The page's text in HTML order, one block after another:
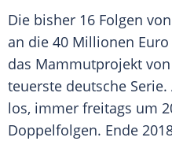
Die bisher 16 Folgen
an die 40 Millionen
das Mammutprojekt von
teuerste deutsche
los, immer freitags um
Doppelfolgen. Ende